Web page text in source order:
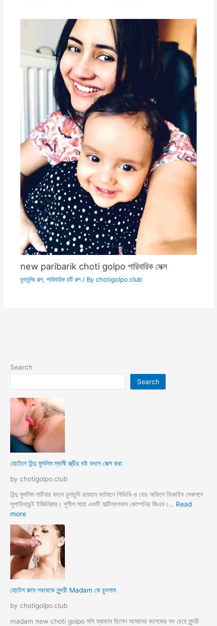
new paribarik choti golpo পারিবারিক সেক্স
চুদাচুদির গল্প, পারিবারিক চটি গল্প/ By chotigolpo.club
Search
Search
হোটেলে হিন্দু মুসলিম স্বামী স্ত্রীর বউ বদলে সেক্স করা
by chotigolpo.club
হিন্দু মুসলিম পার্টনার বদলে চুদাচুদি রায়হান বর্তমানে পিডিবি-র হেড অফিসে ডিজাইন সেকশনে
সুপারিনডেন্ট ইজ্ঞিনিয়ার। সুশীল সাহা একটি মাল্টিন্যশনাল কোম্পনির জিএম।… Read
more:
হো
টে
লে
ন্দু
মু
স
লি
স্বা
মী
হোটেল রুমে সবথেকে সুন্দরী Madam কে চুদলাম
by chotigolpo.club
madam new choti golpo মলি ম্যাডাম ছিলেন আমাদের কলেজের সব চেয়ে সুন্দরী